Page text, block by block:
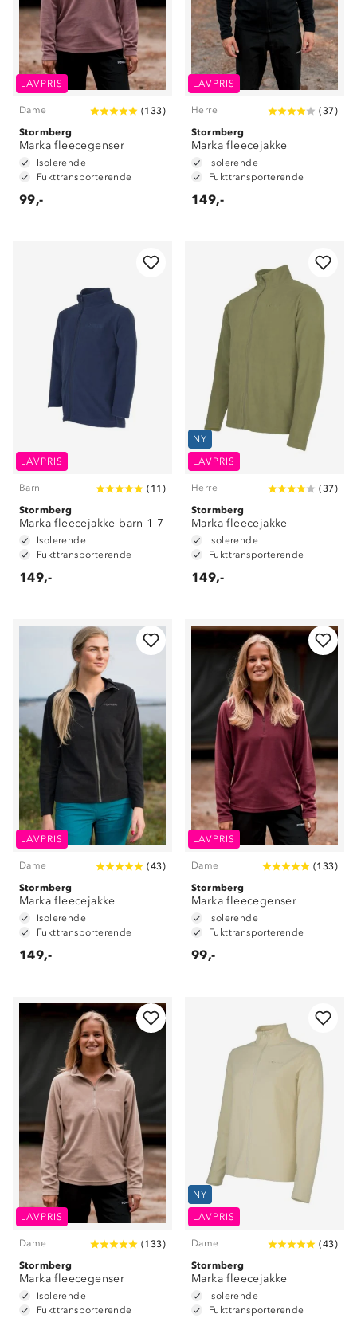
LAVPRIS
Dame (133)
Stormberg
Marka fleecegenser
Isolerende
Fukttransporterende
99,-
LAVPRIS
Herre (37)
Stormberg
Marka fleecejakke
Isolerende
Fukttransporterende
149,-
LAVPRIS
Barn ( 11 )
Stormberg
Marka fleecejakke barn 1-7
Isolerende
Fukttransporterende
149,-
NY
LAVPRIS
Herre (37)
Stormberg
Marka fleecejakke
Isolerende
Fukttransporterende
149,-
LAVPRIS
Dame (43)
Stormberg
Marka fleecejakke
Isolerende
Fukttransporterende
149,-
LAVPRIS
Dame (133)
Stormberg
Marka fleecegenser
Isolerende
Fukttransporterende
99,-
LAVPRIS
Dame (133)
Stormberg
Marka fleecegenser
Isolerende
Fukttransporterende
NY
LAVPRIS
Dame (43)
Stormberg
Marka fleecejakke
Isolerende
Fukttransporterende